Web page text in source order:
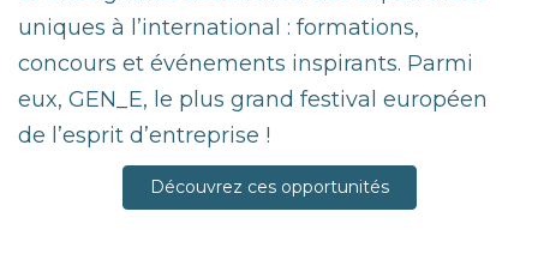
uniques à l’international : formations,
concours et événements inspirants. Parmi
eux, GEN_E, le plus grand festival européen
de l’esprit d’entreprise !
Découvrez ces opportunités